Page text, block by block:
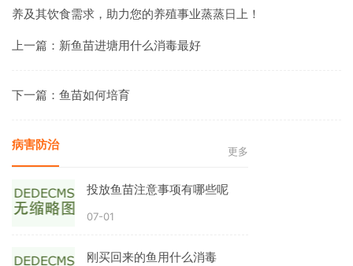
养及其饮食需求，助力您的养殖事业蒸蒸日上！
上一篇： 新鱼苗进塘用什么消毒最好
下一篇： 鱼苗如何培育
病害防治 更多
投放鱼苗注意事项有哪些呢
07-01
刚买回来的鱼用什么消毒